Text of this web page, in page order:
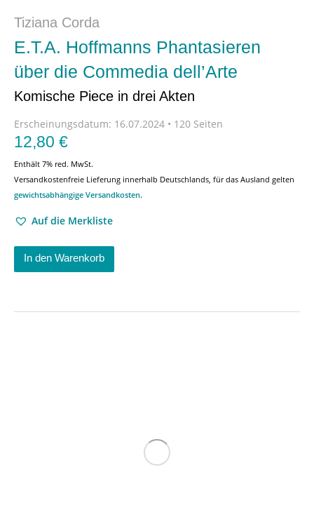
Tiziana Corda
E.T.A. Hoffmanns Phantasieren
über die Commedia dell’Arte
Komische Piece in drei Akten
Erscheinungsdatum: 16.07.2024 • 120 Seiten
12,80 €
Enthält 7% red. MwSt.
Versandkostenfreie Lieferung innerhalb Deutschlands, für das Ausland gelten
gewichtsabhängige Versandkosten.
Auf die Merkliste
In den Warenkorb